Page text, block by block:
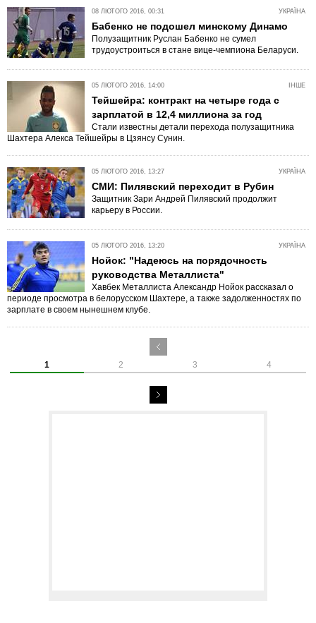
УКРАЇНА
08 ЛЮТОГО 2016, 00:31
Бабенко не подошел минскому Динамо
Полузащитник Руслан Бабенко не сумел
трудоустроиться в стане вице-чемпиона Беларуси.
ІНШЕ
05 ЛЮТОГО 2016, 14:00
Тейшейра: контракт на четыре года с
зарплатой в 12,4 миллиона за год
Стали известны детали перехода полузащитника
Шахтера Алекса Тейшейры в Цзянсу Сунин.
УКРАЇНА
05 ЛЮТОГО 2016, 13:27
СМИ: Пилявский переходит в Рубин
Защитник Зари Андрей Пилявский продолжит
карьеру в России.
УКРАЇНА
05 ЛЮТОГО 2016, 13:20
Нойок: "Надеюсь на порядочность
руководства Металлиста"
Хавбек Металлиста Александр Нойок рассказал о
периоде просмотра в белорусском Шахтере, а также задолженностях по
зарплате в своем нынешнем клубе.
1 2 3 4